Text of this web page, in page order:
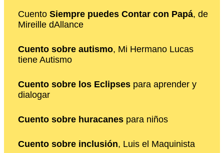
Cuento Siempre puedes Contar con Papá, de
Mireille dAllance
Cuento sobre autismo, Mi Hermano Lucas
tiene Autismo
Cuento sobre los Eclipses para aprender y
dialogar
Cuento sobre huracanes para niños
Cuento sobre inclusión, Luis el Maquinista